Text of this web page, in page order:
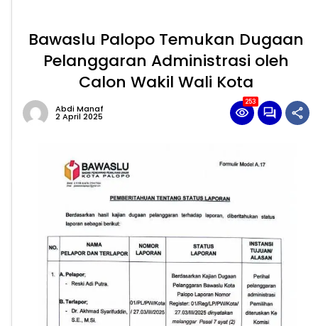
Bawaslu Palopo Temukan Dugaan
Pelanggaran Administrasi oleh
Calon Wakil Wali Kota
Abdi Manaf
2 April 2025
253